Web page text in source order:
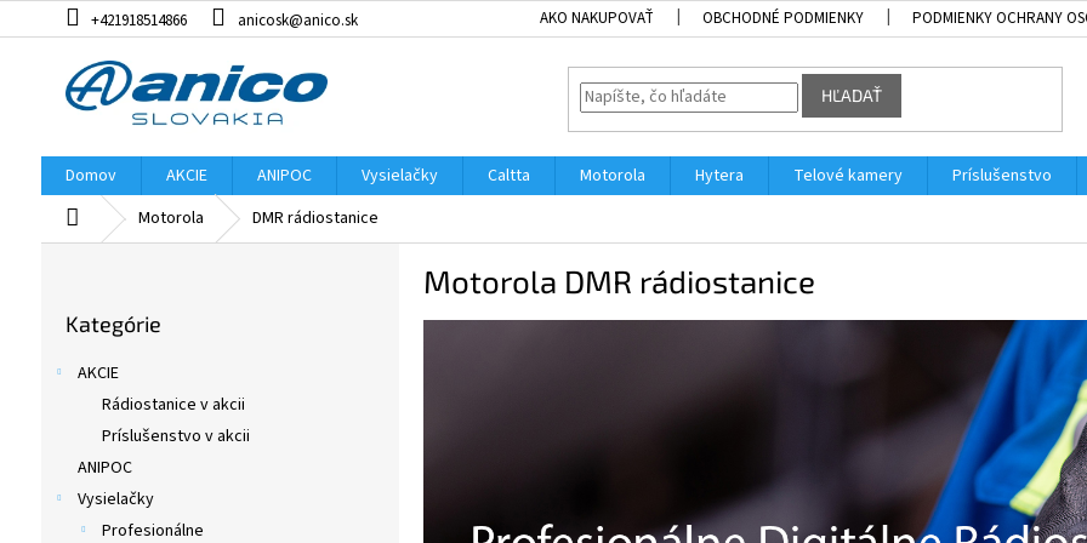
na
+421918514866 anicosk@anico.sk AKO NAKUPOVAŤ OBCHODNÉ PODMIENKY PODMIENKY OCHRANY
HĽADAŤ
Domov AKCIE ANIPOC Vysielačky Caltta Motorola Hytera Telové kamery Príslušenstvo
DomovMotorola DMR rádiostanice
kategórie
Kategórie
AKCIE
Rádiostanice v akcii
Príslušenstvo v akcii
ANIPOC
Vysielačky
Profesionálne
Motorola DMR rádiostanice